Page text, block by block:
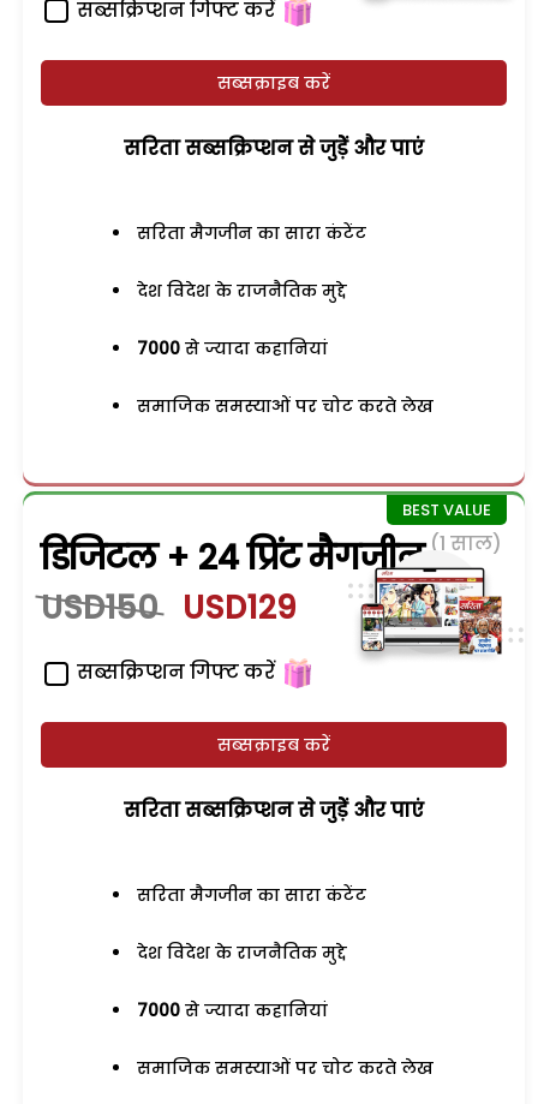
सब्सक्रिप्शन गिफ्ट करें
सब्सक्राइब करें
सरिता सब्सक्रिप्शन से जुड़ेें और पाएं
सरिता मैगजीन का सारा कंटेंट
देश विदेश के राजनैतिक मुद्दे
7000 से ज्यादा कहानियां
समाजिक समस्याओं पर चोट करते लेख
डिजिटल + 24 प्रिंट मैगजीन (1 साल)
USD150 USD129
सब्सक्रिप्शन गिफ्ट करें
सब्सक्राइब करें
सरिता सब्सक्रिप्शन से जुड़ेें और पाएं
सरिता मैगजीन का सारा कंटेंट
देश विदेश के राजनैतिक मुद्दे
7000 से ज्यादा कहानियां
समाजिक समस्याओं पर चोट करते लेख